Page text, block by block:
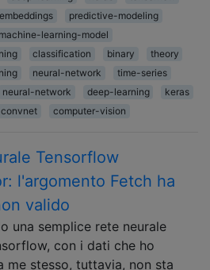
predictive-modeling
machine-learning-model
classification binary
theory
neural-network
time-series
neural-network deep-learning
keras
convnet computer-vision
Tensorflow
l'argomento Fetch ha
valido
una semplice rete neurale
con i dati che ho
me stesso, tuttavia, non sta